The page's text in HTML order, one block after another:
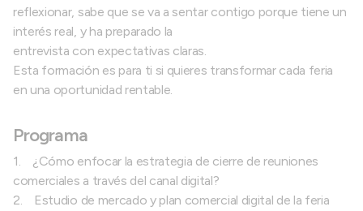
reflexionar, sabe que se va a sentar contigo porque tiene un
interés real, y ha preparado la
entrevista con expectativas claras.
Esta formación es para ti si quieres transformar cada feria
en una oportunidad rentable.
Programa
1. ¿Cómo enfocar la estrategia de cierre de reuniones
comerciales a través del canal digital?
2. Estudio de mercado y plan comercial digital de la feria